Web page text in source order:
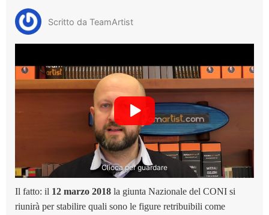
Scritto da TeamArtist
Clicca per guardare
Il fatto: il 12 marzo 2018 la giunta Nazionale del CONI si
riunirà per stabilire quali sono le figure retribuibili come